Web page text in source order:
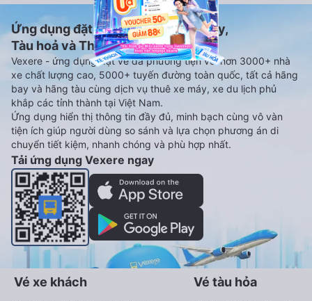
Ứng dụng đặt vé Xe khách, Máy bay,
Tàu hoả và Thuê xe
Vexere - ứng dụng đặt vé đa phương tiện với hơn 3000+ nhà
xe chất lượng cao, 5000+ tuyến đường toàn quốc, tất cả hãng
bay và hãng tàu cùng dịch vụ thuê xe máy, xe du lịch phủ
khắp các tỉnh thành tại Việt Nam.
Ứng dụng hiển thị thông tin đầy đủ, minh bạch cùng vô vàn
tiện ích giúp người dùng so sánh và lựa chọn phương án di
chuyển tiết kiệm, nhanh chóng và phù hợp nhất.
Tải ứng dụng Vexere ngay
Vé xe khách Vé tàu hỏa